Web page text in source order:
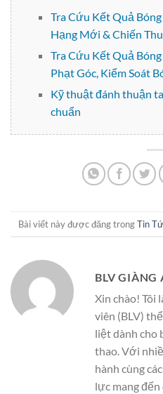
Tra Cứu Kết Quả
Hạng Mới & Chiến
Tra Cứu Kết Quả
Phạt Góc, Kiểm Soát
Kỹ thuật đánh thuận
chuẩn
Bài viết này được đăng trongTin
BLV GIÀNG
Xin chào! Tôi
viên (BLV)
liệt dành cho
thao. Với
hành cùng
lực mang